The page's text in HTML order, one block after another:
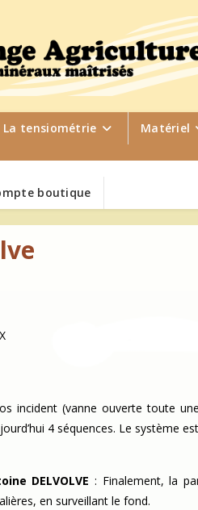
La tensiométrie Matériel
boutique
incident (vanne ouverte toute
4 séquences. Le système
DELVOLVE : Finalement, la
en surveillant le fond.